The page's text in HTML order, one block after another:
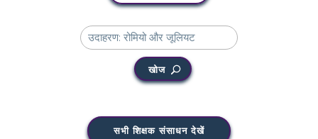
खोज
सभी शिक्षक संसाधन देखें